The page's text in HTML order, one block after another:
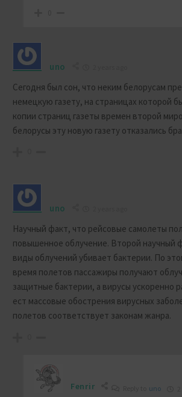
uno
Сегодня был сон, что неким белорусам
немецкую газету, на страницах которой
копии страниц газеты времен второй
белорусы эту новую газету отказались
uno
Научный факт, что рейсовые самолеты
повышенное облучение. Второй научный
виды облучений убивает бактерии. По
время полетов пассажиры получают
защитные бактерии, а вирусы ускоренно
ест массовые обострения вирусных
полетов соответствует законам жанра.
Fenrir uno